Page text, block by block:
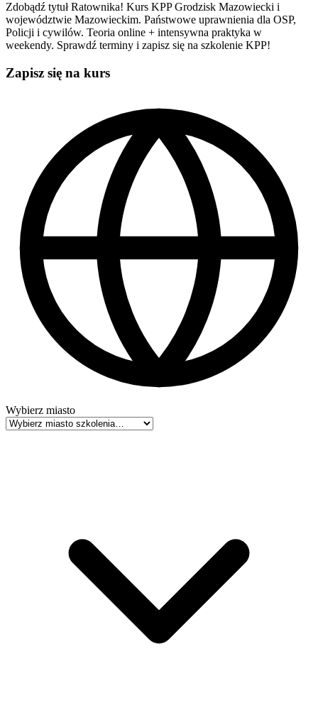
Zdobądź tytuł Ratownika! Kurs KPPGrodzisk Mazowiecki i
województwie Mazowieckim. Państwowe uprawnienia dla OSP,
Policji i cywilów. Teoria online + intensywna praktyka w
weekendy. Sprawdź terminy i zapisz się na szkolenie KPP!
Zapisz się na kurs
Wybierz miasto